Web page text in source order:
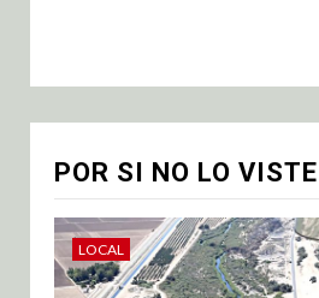
POR SI NO LO VISTE
LOCAL